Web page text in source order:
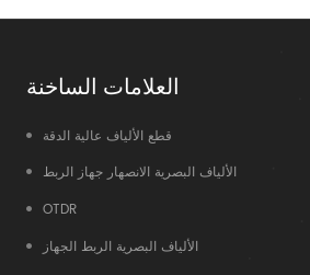
العلامات الساخنة
قطع الألياف عالية الدقة
الألياف البصرية الانصهار جهاز الربط
OTDR
الألياف البصرية الربط الجهاز